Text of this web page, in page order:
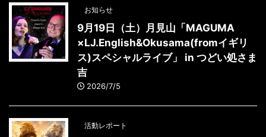
お知らせ
9月19日（土）月見山「MAGUMA
×LJ.English&Okusama(fromイギリ
ス)スペシャルライブ」 in つどい処さま
吉
2026/7/5
活動レポート